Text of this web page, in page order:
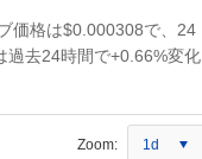
価格は$0.000308で、24
過去24時間で+0.66%変化
Zoom: 1d